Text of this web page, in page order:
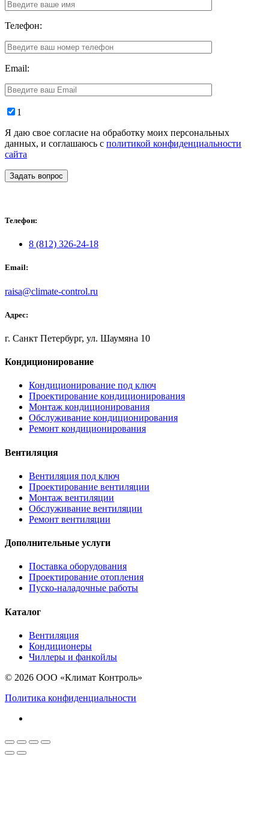
Телефон:
Email:
1
Я даю свое согласие на обработку моих персональных
данных, и соглашаюсь с политикой конфиденциальности
сайта
Задать вопрос
Телефон:
8 (812) 326-24-18
Email:
raisa@climate-control.ru
Адрес:
г. Санкт Петербург, ул. Шаумяна 10
Кондиционирование
Кондиционирование под ключ
Проектирование кондиционирования
Монтаж кондиционирования
Обслуживание кондиционирования
Ремонт кондиционирования
Вентиляция
Вентиляция под ключ
Проектирование вентиляции
Монтаж вентиляции
Обслуживание вентиляции
Ремонт вентиляции
Дополнительные услуги
Поставка оборудования
Проектирование отопления
Пуско-наладочные работы
Каталог
Вентиляция
Кондиционеры
Чиллеры и фанкойлы
© 2026 ООО «Климат Контроль»
Политика конфиденциальности